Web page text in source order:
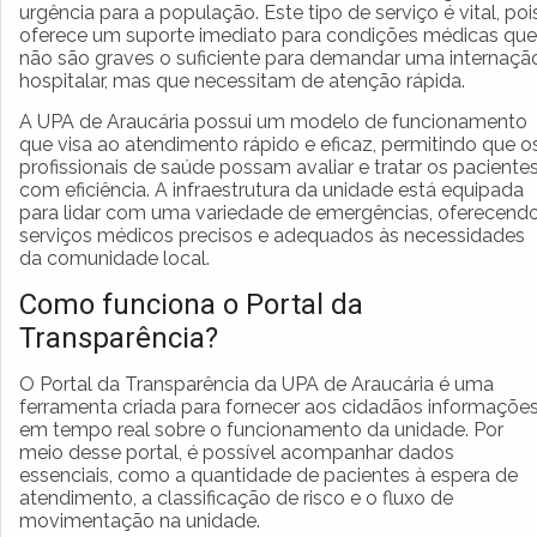
urgência para a população. Este tipo de serviço é vital,
oferece um suporte imediato para condições médicas que
não são graves o suficiente para demandar uma
hospitalar, mas que necessitam de atenção rápida.
A UPA de Araucária possui um modelo de funcionamento
que visa ao atendimento rápido e eficaz, permitindo que
profissionais de saúde possam avaliar e tratar os
com eficiência. A infraestrutura da unidade está equipada
para lidar com uma variedade de emergências,
serviços médicos precisos e adequados às necessidades
da comunidade local.
Como funciona o Portal da
Transparência?
O Portal da Transparência da UPA de Araucária é uma
ferramenta criada para fornecer aos cidadãos
em tempo real sobre o funcionamento da unidade. Por
meio desse portal, é possível acompanhar dados
essenciais, como a quantidade de pacientes à espera de
atendimento, a classificação de risco e o fluxo de
movimentação na unidade.